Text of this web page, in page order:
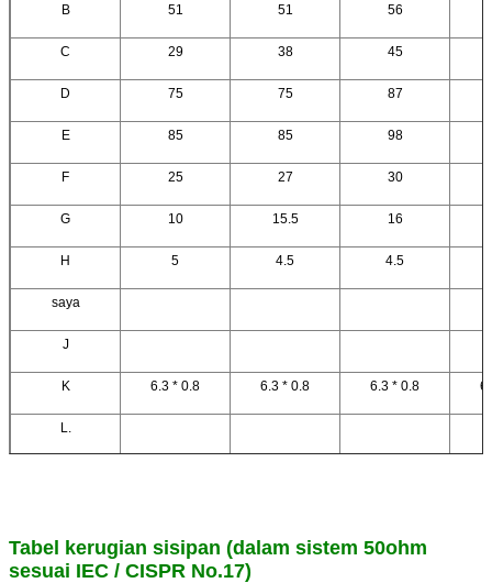
B 51 51 56
C 29 38 45
D 75 75 87
E 85 85 98
F 25 27 30
G 10 15.5 16
H 5 4.5 4.5
saya
J
K 6.3 * 0.8 6.3 * 0.8 6.3 * 0.8
L.
Tabel kerugian sisipan (dalam sistem 50ohm
sesuai IEC / CISPR No.17)